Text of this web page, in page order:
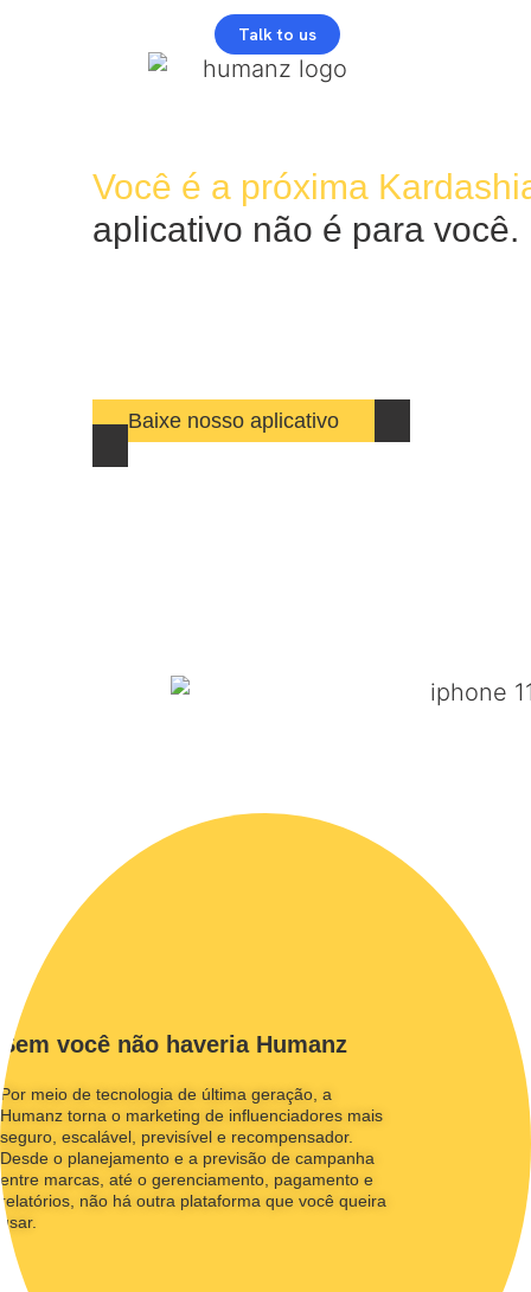
Talk to us
Você é a próxima
aplicativo não é para você.
Baixe nosso aplicativo
Sem você não haveria Humanz
Por meio de tecnologia de última geração, a
Humanz torna o marketing de influenciadores mais
seguro, escalável, previsível e recompensador.
Desde o planejamento e a previsão de campanha
entre marcas, até o gerenciamento, pagamento e
relatórios, não há outra plataforma que você queira
usar.